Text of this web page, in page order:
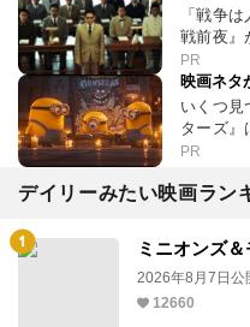
「戦争
戦前夜』
PR
映画ネタ
いくつ見
ターズ』
PR
デイリーみたい映画ラン
ミニオンズ
2026年8月7日公
12660